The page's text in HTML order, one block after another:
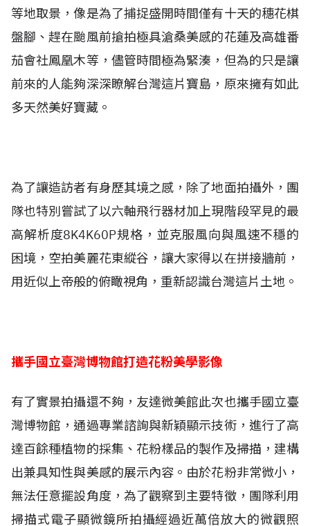
等地取景，像是為了捕捉盛開時間僅有十天的穗花棋
盤腳、趕在颱風前搶拍極具滄桑美感的花蓮及高雄番
茄會社鳳凰木等，儘管時間極為緊湊，但為的只是讓
前來的人能夠深深瞭解台灣這片寶島，原來擁有如此
多天然美好寶藏。
為了讓造訪者有身歷其境之感，除了地面拍攝外，團
隊也特別嘗試了以六軸飛行器材加上現階段罕見的最
高解析度8K4K60P規格，並克服風向與風速不穩的
困境，空拍美麗花東縱谷，讓大家得以在拼接牆前，
用近似上帝般的俯瞰視角，重新認識台灣這片土地。
攜手國立臺灣博物館打造花粉美學影像
有了實景拍攝還不夠，友達微美館此次也攜手國立臺
灣博物館，通過專業諮詢與新穎顯示技術，進行了高
達百餘種植物的採集、花粉樣品的製作及掃描，建構
出兼具知性與美感的展示內容。由於花粉非常微小，
無法任意擺設角度，為了觀察到主要特徵，團隊利用
掃描式電子顯微鏡所拍攝經過近萬倍放大的微觀照